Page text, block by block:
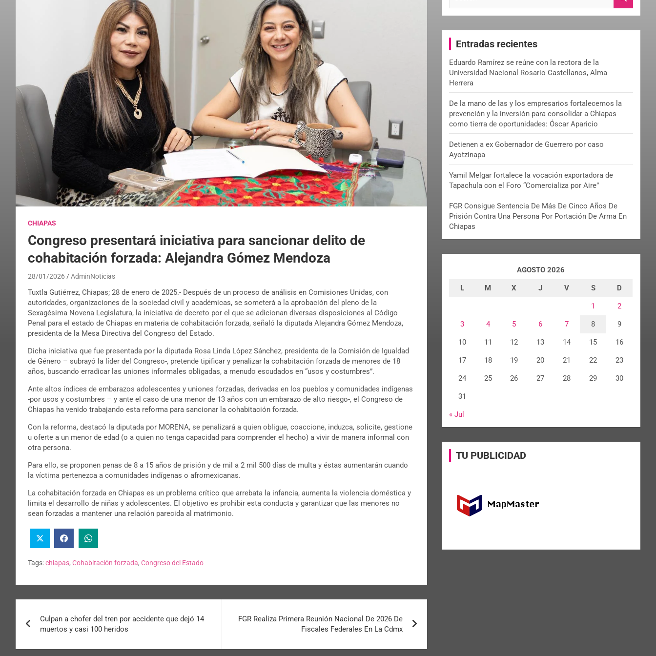
CHIAPAS
Congreso presentará iniciativa para sancionar delito de
cohabitación forzada: Alejandra Gómez Mendoza
28/01/2026 AdminNoticias
Tuxtla Gutiérrez, Chiapas; 28 de enero de 2025.- Después de un proceso de análisis en Comisiones Unidas, con
autoridades, organizaciones de la sociedad civil y académicas, se someterá a la aprobación del pleno de la
Sexagésima Novena Legislatura, la iniciativa de decreto por el que se adicionan diversas disposiciones al Código
Penal para el estado de Chiapas en materia de cohabitación forzada, señaló la diputada Alejandra Gómez Mendoza,
presidenta de la Mesa Directiva del Congreso del Estado.
Dicha iniciativa que fue presentada por la diputada Rosa Linda López Sánchez, presidenta de la Comisión de Igualdad
de Género – subrayó la líder del Congreso-, pretende tipificar y penalizar la cohabitación forzada de menores de 18
años, buscando erradicar las uniones informales obligadas, a menudo escudados en “usos y costumbres”.
Ante altos índices de embarazos adolescentes y uniones forzadas, derivadas en los pueblos y comunidades indígenas
-por usos y costumbres – y ante el caso de una menor de 13 años con un embarazo de alto riesgo-, el Congreso de
Chiapas ha venido trabajando esta reforma para sancionar la cohabitación forzada.
Con la reforma, destacó la diputada por MORENA, se penalizará a quien obligue, coaccione, induzca, solicite, gestione
u oferte a un menor de edad (o a quien no tenga capacidad para comprender el hecho) a vivir de manera informal con
otra persona.
Para ello, se proponen penas de 8 a 15 años de prisión y de mil a 2 mil 500 días de multa y éstas aumentarán cuando
la víctima pertenezca a comunidades indígenas o afromexicanas.
La cohabitación forzada en Chiapas es un problema crítico que arrebata la infancia, aumenta la violencia doméstica y
limita el desarrollo de niñas y adolescentes. El objetivo es prohibir esta conducta y garantizar que las menores no
sean forzadas a mantener una relación parecida al matrimonio.
Tags:chiapas, Cohabitación forzada, Congreso del Estado
Culpan a chofer del tren por accidente que dejó 14
muertos y casi 100 heridos
FGR Realiza Primera Reunión Nacional De 2026 De
Fiscales Federales En La Cdmx
c
Entradas recientes
Eduardo Ramírez se reúne con la rectora de la
Universidad Nacional Rosario Castellanos, Alma
Herrera
De la mano de las y los empresarios fortalecemos la
prevención y la inversión para consolidar a Chiapas
como tierra de oportunidades: Óscar Aparicio
Detienen a ex Gobernador de Guerrero por caso
Ayotzinapa
Yamil Melgar fortalece la vocación exportadora de
Tapachula con el Foro “Comercializa por Aire”
FGR Consigue Sentencia De Más De Cinco Años De
Prisión Contra Una Persona Por Portación De Arma En
Chiapas
AGOSTO 2026
L M X J V S D
1 2
3 4 5 6 7 8 9
10 11 12 13 14 15 16
17 18 19 20 21 22 23
24 25 26 27 28 29 30
31
« Jul
TU PUBLICIDAD